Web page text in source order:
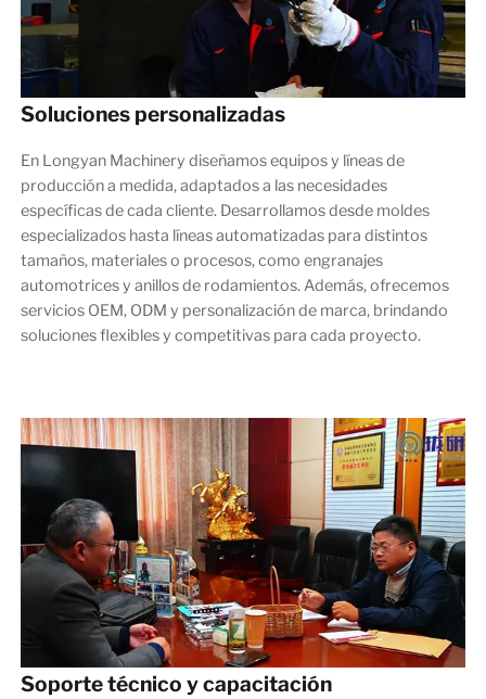
Soluciones personalizadas
En Longyan Machinery diseñamos equipos y líneas de
producción a medida, adaptados a las necesidades
específicas de cada cliente. Desarrollamos desde moldes
especializados hasta líneas automatizadas para distintos
tamaños, materiales o procesos, como engranajes
automotrices y anillos de rodamientos. Además, ofrecemos
servicios OEM, ODM y personalización de marca, brindando
soluciones flexibles y competitivas para cada proyecto.
Soporte técnico y capacitación